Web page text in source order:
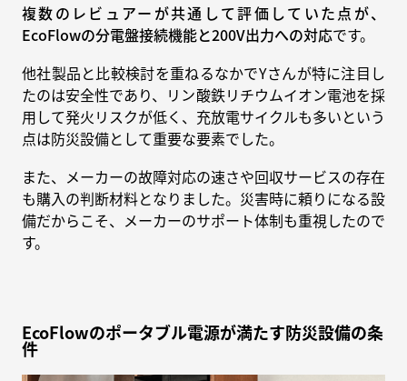
複数のレビュアーが共通して評価していた点が、
EcoFlowの分電盤接続機能と200V出力への対応です。
他社製品と比較検討を重ねるなかでYさんが特に注目し
たのは安全性であり、リン酸鉄リチウムイオン電池を採
用して発火リスクが低く、充放電サイクルも多いという
点は防災設備として重要な要素でした。
また、メーカーの故障対応の速さや回収サービスの存在
も購入の判断材料となりました。災害時に頼りになる設
備だからこそ、メーカーのサポート体制も重視したので
す。
EcoFlowのポータブル電源が満たす防災設備の条
件